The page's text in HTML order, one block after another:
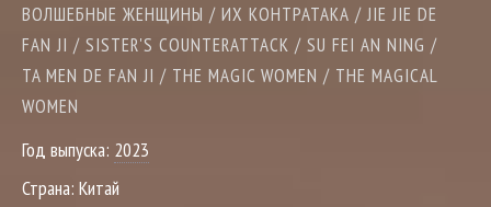
ВОЛШЕБНЫЕ ЖЕНЩИНЫ / ИХ КОНТРАТАКА / JIE JIE DE
FAN JI / SISTER'S COUNTERATTACK / SU FEI AN NING /
TA MEN DE FAN JI / THE MAGIC WOMEN / THE MAGICAL
WOMEN
Год выпуска: 2023
Страна: Китай